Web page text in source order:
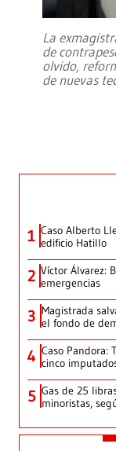
La
de
olvido,
de nuevas
1 Caso Alberto
edificio Hatillo
2 Víctor Álvarez:
emergencias
3 Magistrada
el fondo de
4 Caso Pandora:
cinco
5 Gas de 25
minoristas,